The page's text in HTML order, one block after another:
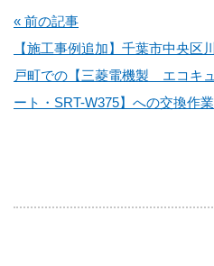
« 前の記事
【施工事例追加】千葉市中央区川
戸町での【三菱電機製 エコキュ
ート・SRT-W375】への交換作業